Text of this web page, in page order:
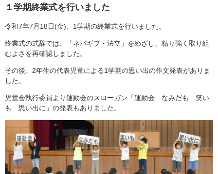
１学期終業式を行いました
令和7年7月18日(金)、1学期の終業式を行いました。
終業式の式辞では、「ネバギブ・法立」をめざし、粘り強く取り組
むよさを再確認しました。
その後、2年生の代表児童による1学期の思い出の作文発表がありま
した。
児童会執行委員より運動会のスローガン「運動会 なみだも 笑い
も 思い出に」の発表もありました。